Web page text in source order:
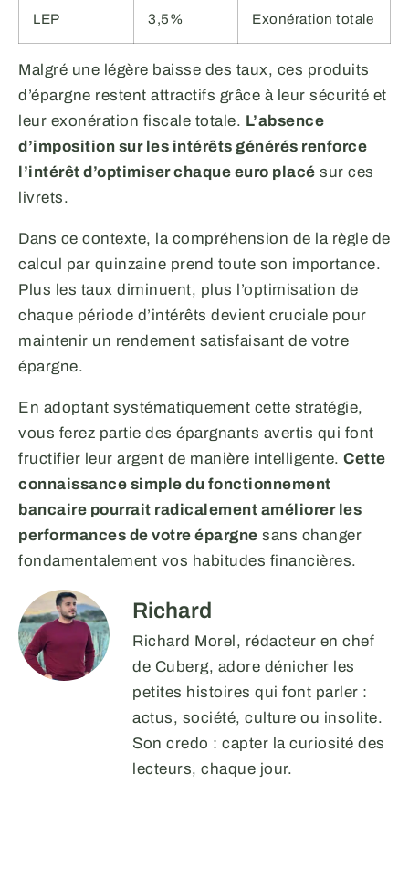
LEP 3,5% Exonération totale
Malgré une légère baisse des taux, ces produits
d’épargne restent attractifs grâce à leur sécurité et
leur exonération fiscale totale. L’absence
d’imposition sur les intérêts générés renforce
l’intérêt d’optimiser chaque euro placé sur ces
livrets.
Dans ce contexte, la compréhension de la règle de
calcul par quinzaine prend toute son importance.
Plus les taux diminuent, plus l’optimisation de
chaque période d’intérêts devient cruciale pour
maintenir un rendement satisfaisant de votre
épargne.
En adoptant systématiquement cette stratégie,
vous ferez partie des épargnants avertis qui font
fructifier leur argent de manière intelligente. Cette
connaissance simple du fonctionnement
bancaire pourrait radicalement améliorer les
performances de votre épargne sans changer
fondamentalement vos habitudes financières.
Richard
Richard Morel, rédacteur en chef
de Cuberg, adore dénicher les
petites histoires qui font parler :
actus, société, culture ou insolite.
Son credo : capter la curiosité des
lecteurs, chaque jour.